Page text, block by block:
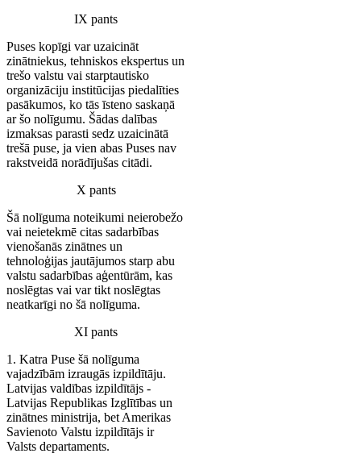
IX pants
Puses kopīgi var uzaicināt
zinātniekus, tehniskos ekspertus un
trešo valstu vai starptautisko
organizāciju institūcijas piedalīties
pasākumos, ko tās īsteno saskaņā
ar šo nolīgumu. Šādas dalības
izmaksas parasti sedz uzaicinātā
trešā puse, ja vien abas Puses nav
rakstveidā norādījušas citādi.
X pants
Šā nolīguma noteikumi neierobežo
vai neietekmē citas sadarbības
vienošanās zinātnes un
tehnoloģijas jautājumos starp abu
valstu sadarbības aģentūrām, kas
noslēgtas vai var tikt noslēgtas
neatkarīgi no šā nolīguma.
XI pants
1. Katra Puse šā nolīguma
vajadzībām izraugās izpildītāju.
Latvijas valdības izpildītājs -
Latvijas Republikas Izglītības un
zinātnes ministrija, bet Amerikas
Savienoto Valstu izpildītājs ir
Valsts departaments.